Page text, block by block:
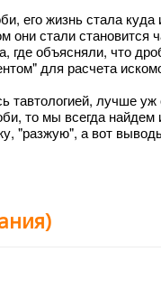
его жизнь стала куда
они стали становится
где объясняли, что
для расчета
тавтологией, лучше
то мы всегда найдем
"разжую", а вот